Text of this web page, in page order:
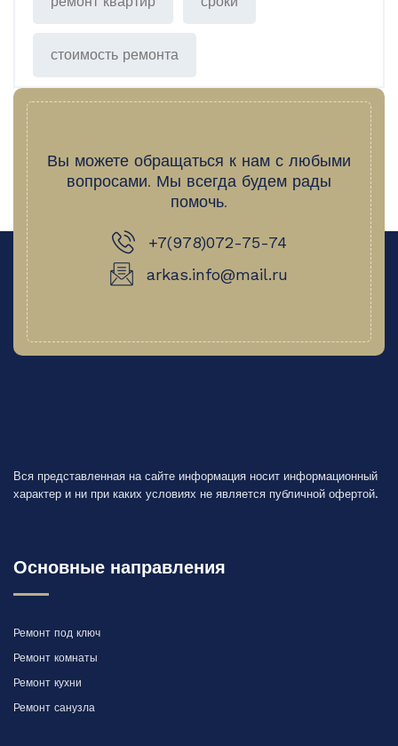
стоимость ремонта
Вы можете обращаться к нам с любыми
вопросами. Мы всегда будем рады
помочь.
+7(978)072-75-74‬
arkas.info@mail.ru
Вся представленная на сайте информация носит информационный
характер и ни при каких условиях не является публичной офертой.
Основные направления
Ремонт под ключ
Ремонт комнаты
Ремонт кухни
Ремонт санузла